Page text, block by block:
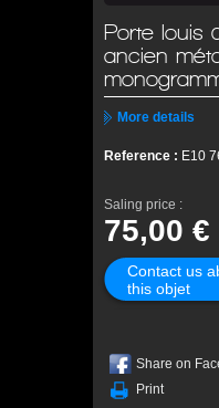
Porte louis
ancien
More details
Reference : E10
Saling price :
75,00 €
Contact us
this objet
Share on
Print